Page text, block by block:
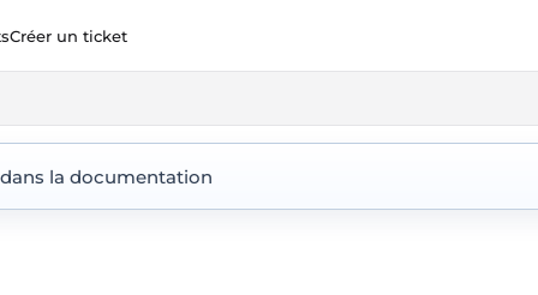
Créer un ticket
la documentation